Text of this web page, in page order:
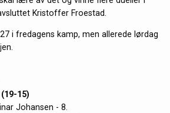
Kristoffer Froestad.
i fredagens kamp, men allerede lørdag
15)
Johansen - 8.